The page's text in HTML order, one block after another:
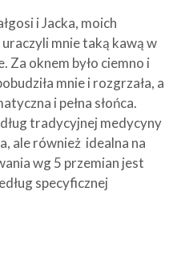
i Jacka, moich
mnie taką kawą w
Za oknem było ciemno i
mnie i rozgrzała, a
i pełna słońca.
tradycyjnej medycyny
ale również idealna na
wg 5 przemian jest
specyficznej